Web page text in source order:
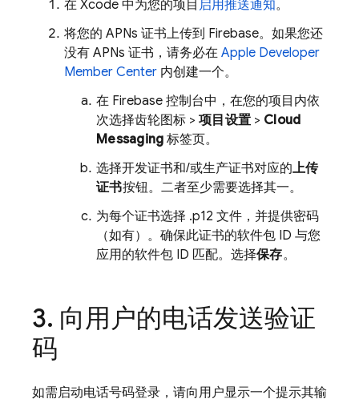
在 Xcode 中为您的项目 启用推送通知。
将您的 APNs 证书上传到 Firebase。如果您还
没有 APNs 证书，请务必在 Apple Developer
Member Center 内创建一个。
在 Firebase 控制台中，在您的项目内依
次选择齿轮图标 > 项目设置 > Cloud
Messaging 标签页。
选择开发证书和/或生产证书对应的上传
证书按钮。二者至少需要选择其一。
为每个证书选择 .p12 文件，并提供密码
（如有）。确保此证书的软件包 ID 与您
应用的软件包 ID 匹配。选择保存。
向用户的电话发送验证
码
如需启动电话号码登录，请向用户显示一个提示其输